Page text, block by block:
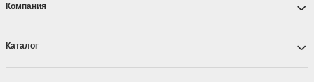
Компания
Каталог